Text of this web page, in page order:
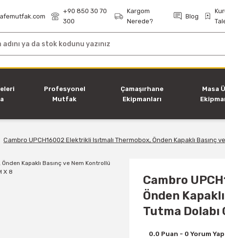
+90 850 30 70
300
Kargom
Nerede?
Blog
Profesyonel
Mutfak
Çamaşırhane
Ekipmanları
Masa
Cambro UPCH16002 Elektrikli Isıtmalı Thermobox, Önden Kapaklı Basınç
Cambro
Önden
Tutma Dolabı
0.0 Puan - 0 Yorum Yap